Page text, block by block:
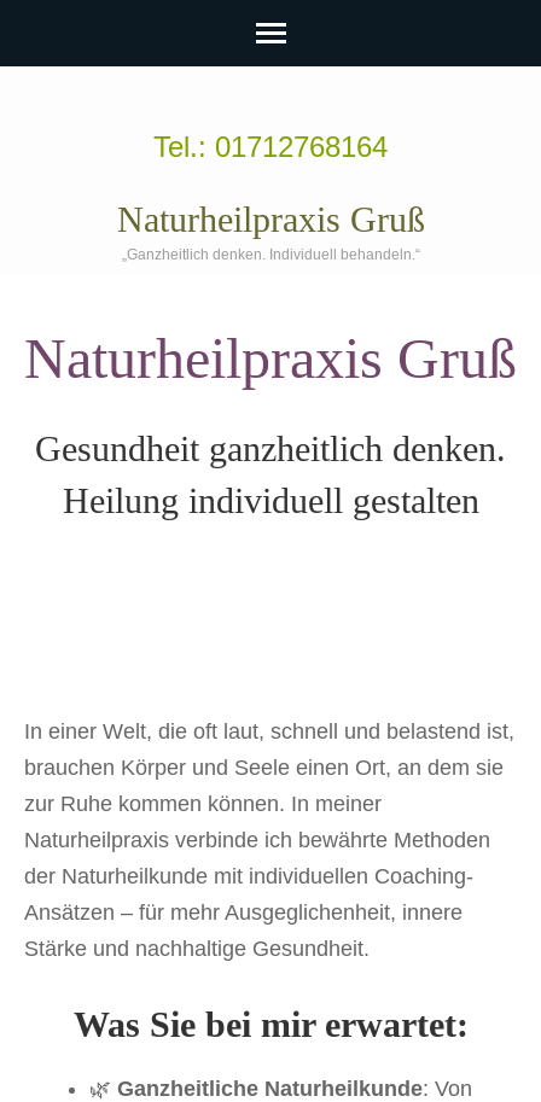
Tel.: 01712768164
Naturheilpraxis Gruß
„Ganzheitlich denken. Individuell behandeln.“
Naturheilpraxis Gruß
Gesundheit ganzheitlich denken.
Heilung individuell gestalten
In einer Welt, die oft laut, schnell und belastend ist,
brauchen Körper und Seele einen Ort, an dem sie
zur Ruhe kommen können. In meiner
Naturheilpraxis verbinde ich bewährte Methoden
der Naturheilkunde mit individuellen Coaching-
Ansätzen – für mehr Ausgeglichenheit, innere
Stärke und nachhaltige Gesundheit.
Was Sie bei mir erwartet:
🌿 Ganzheitliche Naturheilkunde: Von